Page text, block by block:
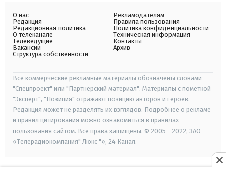
О нас
Редакция
Редакционная политика
О телеканале
Телеведущие
Вакансии
Структура собственности
Рекламодателям
Правила пользования
Политика конфиденциальности
Техническая информация
Контакты
Архив
Все коммерческие рекламные материалы обозначены словами
"Спецпроект" или "Партнерский материал". Материалы с пометкой
"Эксперт", "Позиция" отражают позицию авторов и героев.
Редакция может не разделять их взглядов. Подробнее о рекламе
и правил цитирования можно ознакомиться в правилах
пользования сайтом. Все права защищены. © 2005—2022, ЗАО
«Телерадиокомпания" Люкс "», 24 Канал.